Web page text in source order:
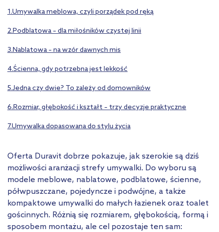
1.Umywalka meblowa, czyli porządek pod ręką
2.Podblatowa – dla miłośników czystej linii
3.Nablatowa – na wzór dawnych mis
4.Ścienna, gdy potrzebna jest lekkość
5.Jedna czy dwie? To zależy od domowników
6.Rozmiar, głębokość i kształt – trzy decyzje praktyczne
7.Umywalka dopasowana do stylu życia
Oferta Duravit dobrze pokazuje, jak szerokie są dziś
możliwości aranżacji strefy umywalki. Do wyboru są
modele meblowe, nablatowe, podblatowe, ścienne,
półwpuszczane, pojedyncze i podwójne, a także
kompaktowe umywalki do małych łazienek oraz toalet
gościnnych. Różnią się rozmiarem, głębokością, formą i
sposobem montażu, ale cel pozostaje ten sam: